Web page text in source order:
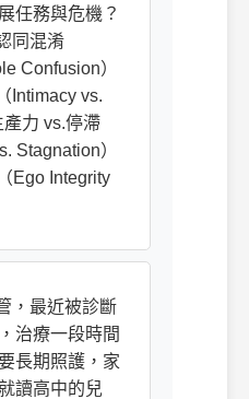
任務與危機？
同混淆
Confusion）
Intimacy vs.
產力 vs.停滯
Stagnation）
Ego Integrity
，最近被診斷
治療一段時間
長期照護，家
讀高中的兒